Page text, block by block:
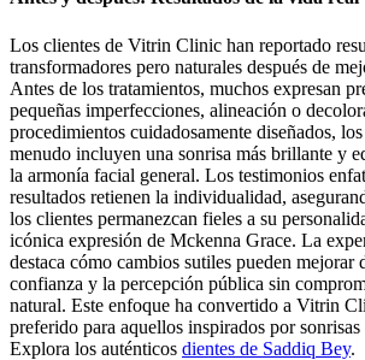
Los clientes de Vitrin Clinic han reportado
transformadores pero naturales después de
Antes de los tratamientos, muchos expresan
pequeñas imperfecciones, alineación o
procedimientos cuidadosamente diseñados,
menudo incluyen una sonrisa más brillante y
la armonía facial general. Los testimonios
resultados retienen la individualidad,
los clientes permanezcan fieles a su
icónica expresión de Mckenna Grace. La
destaca cómo cambios sutiles pueden mejorar
confianza y la percepción pública sin
natural. Este enfoque ha convertido a Vitrin
preferido para aquellos inspirados por sonrisas
Explora los auténticos dientes de Saddiq Bey.